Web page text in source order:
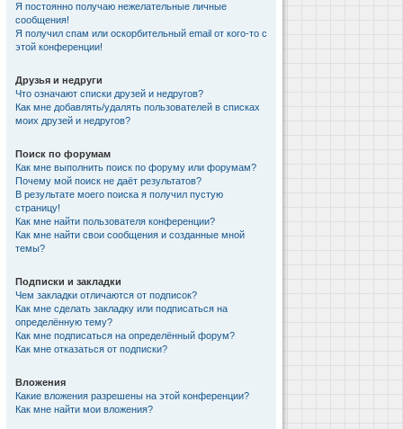
Я постоянно получаю нежелательные личные
сообщения!
Я получил спам или оскорбительный email от кого-то с
этой конференции!
Друзья и недруги
Что означают списки друзей и недругов?
Как мне добавлять/удалять пользователей в списках
моих друзей и недругов?
Поиск по форумам
Как мне выполнить поиск по форуму или форумам?
Почему мой поиск не даёт результатов?
В результате моего поиска я получил пустую
страницу!
Как мне найти пользователя конференции?
Как мне найти свои сообщения и созданные мной
темы?
Подписки и закладки
Чем закладки отличаются от подписок?
Как мне сделать закладку или подписаться на
определённую тему?
Как мне подписаться на определённый форум?
Как мне отказаться от подписки?
Вложения
Какие вложения разрешены на этой конференции?
Как мне найти мои вложения?